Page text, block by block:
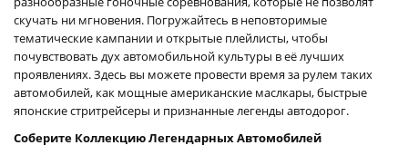
скучать ни мгновения. Погружайтесь в неповторимые
тематические кампании и открытые плейлисты, чтобы
почувствовать дух автомобильной культуры в её лучших
проявлениях. Здесь вы можете провести время за рулем таких
автомобилей, как мощные американские маслкары, быстрые
японские стритрейсеры и признанные легенды автодорог.
Соберите Коллекцию Легендарных Автомобилей